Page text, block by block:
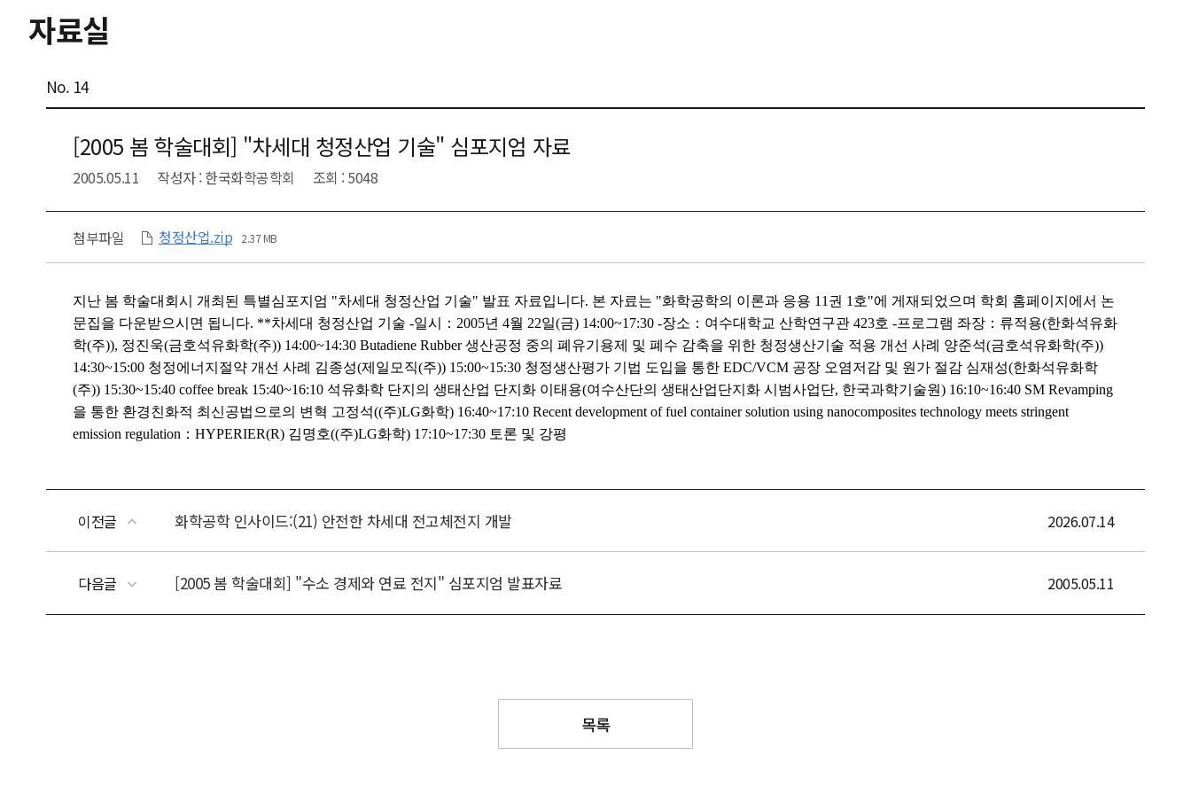
자료실
No. 14
[2005 봄 학술대회] "차세대 청정산업 기술" 심포지엄 자료
2005.05.11 작성자 : 한국화학공학회 조회 : 5048
첨부파일 청정산업.zip 2.37 MB
이전글 화학공학 인사이드:(21) 안전한 차세대 전고체전지 개발 2026.07.14
다음글 [2005 봄 학술대회] "수소 경제와 연료 전지" 심포지엄 발표자료 2005.05.11
목록